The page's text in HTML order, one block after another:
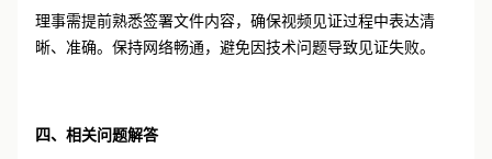
理事需提前熟悉签署文件内容，确保视频见证过程中表达清
晰、准确。保持网络畅通，避免因技术问题导致见证失败。
四、相关问题解答